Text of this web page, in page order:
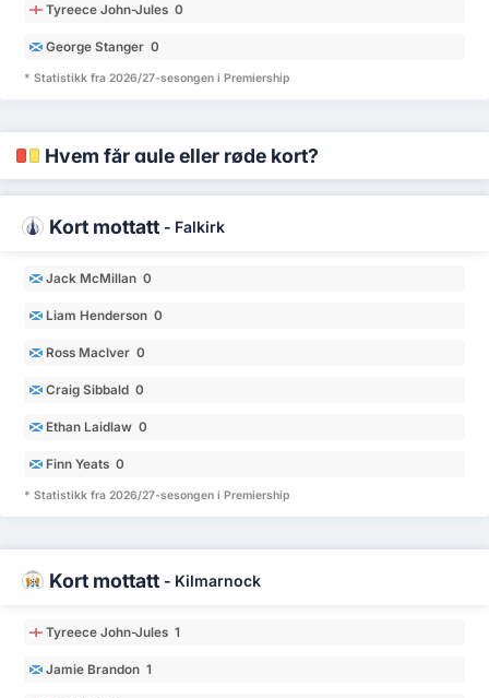
Tyreece John-Jules 0
George Stanger 0
* Statistikk fra 2026/27-sesongen i Premiership
Hvem får gule eller røde kort?
Kort mottatt - Falkirk
Jack McMillan 0
Liam Henderson 0
Ross MacIver 0
Craig Sibbald 0
Ethan Laidlaw 0
Finn Yeats 0
* Statistikk fra 2026/27-sesongen i Premiership
Kort mottatt - Kilmarnock
Tyreece John-Jules 1
Jamie Brandon 1